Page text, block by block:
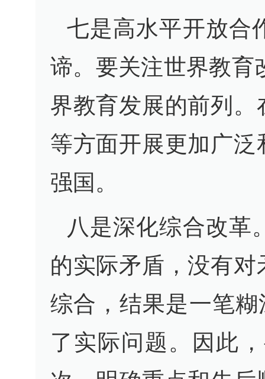
七是高水平开放合
谛。要关注世界教育
界教育发展的前列
等方面开展更加广
强国。
八是深化综合改革
的实际矛盾，没有
综合，结果是一笔
了实际问题。因此